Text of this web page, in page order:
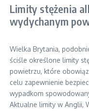
Limity stężenia
wydychanym
Wielka Brytania,
ściśle określone limity
powietrzu, które
celu zapewnienie
wypadkom
Aktualne limity w Anglii,